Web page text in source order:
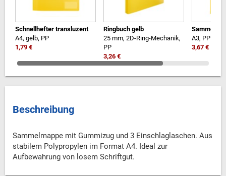
Schnellhefter transluzent
A4, gelb, PP
1,79 €
Ringbuch gelb
25 mm, 2D-Ring-Mechanik,
PP
3,26 €
A3, PP
3,67 €
Beschreibung
Sammelmappe mit Gummizug und 3 Einschlaglaschen. Aus
stabilem Polypropylen im Format A4. Ideal zur
Aufbewahrung von losem Schriftgut.